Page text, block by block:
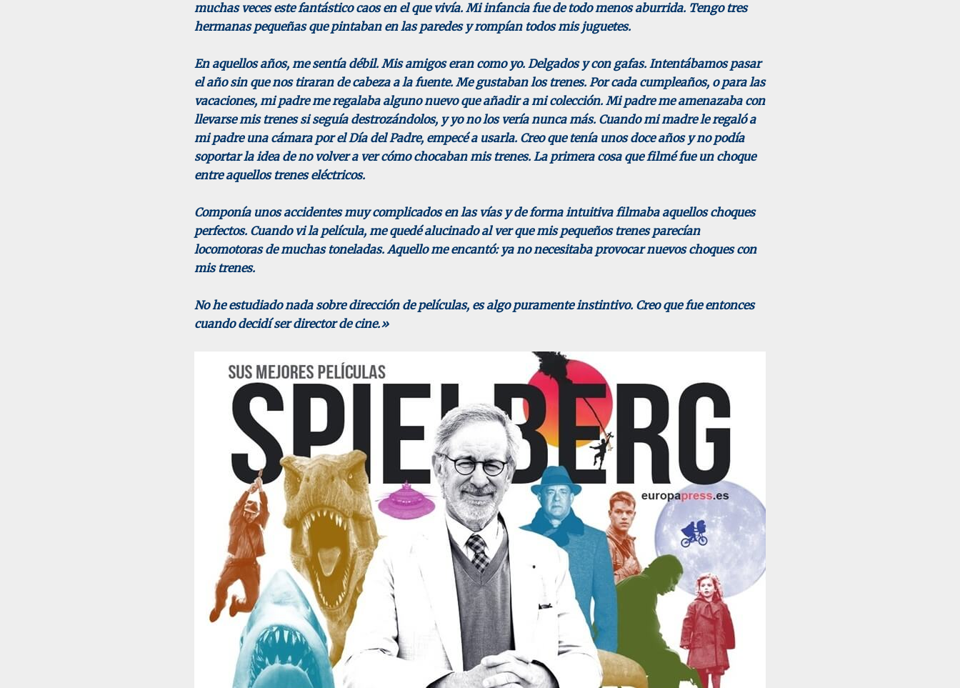
muchas veces este fantástico caos en el que vivía. Mi infancia fue de todo menos aburrida. Tengo tres
hermanas pequeñas que pintaban en las paredes y rompían todos mis juguetes.
En aquellos años, me sentía débil. Mis amigos eran como yo. Delgados y con gafas. Intentábamos pasar
el año sin que nos tiraran de cabeza a la fuente. Me gustaban los trenes. Por cada cumpleaños, o para las
vacaciones, mi padre me regalaba alguno nuevo que añadir a mi colección. Mi padre me amenazaba con
llevarse mis trenes si seguía destrozándolos, y yo no los vería nunca más. Cuando mi madre le regaló a
mi padre una cámara por el Día del Padre, empecé a usarla. Creo que tenía unos doce años y no podía
soportar la idea de no volver a ver cómo chocaban mis trenes. La primera cosa que filmé fue un choque
entre aquellos trenes eléctricos.
Componía unos accidentes muy complicados en las vías y de forma intuitiva filmaba aquellos choques
perfectos. Cuando vi la película, me quedé alucinado al ver que mis pequeños trenes parecían
locomotoras de muchas toneladas. Aquello me encantó: ya no necesitaba provocar nuevos choques con
mis trenes.
No he estudiado nada sobre dirección de películas, es algo puramente instintivo. Creo que fue entonces
cuando decidí ser director de cine.»